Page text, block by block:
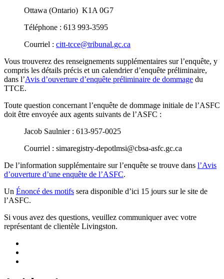
Ottawa (Ontario) K1A 0G7
Téléphone : 613 993-3595
Courriel : citt-tcce@tribunal.gc.ca
Vous trouverez des renseignements supplémentaires sur l’enquête, y
compris les détails précis et un calendrier d’enquête préliminaire,
dans l’Avis d’ouverture d’enquête préliminaire de dommage du
TTCE.
Toute question concernant l’enquête de dommage initiale de l’ASFC
doit être envoyée aux agents suivants de l’ASFC :
Jacob Saulnier : 613‑957‑0025
Courriel : simaregistry-depotlmsi@cbsa-asfc.gc.ca
De l’information supplémentaire sur l’enquête se trouve dans l’Avis
d’ouverture d’une enquête de l’ASFC.
Un Énoncé des motifs sera disponible d’ici 15 jours sur le site de
l’ASFC.
Si vous avez des questions, veuillez communiquer avec votre
représentant de clientèle Livingston.